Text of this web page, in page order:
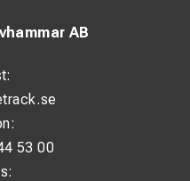
AB
53 00